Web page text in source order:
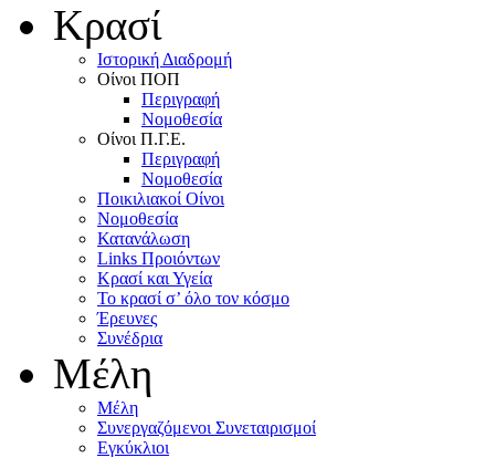
Κρασί
Iστορική Διαδρομή
Oίνοι ΠOΠ
Περιγραφή
Nομοθεσία
Oίνοι Π.Γ.E.
Περιγραφή
Νομοθεσία
Ποικιλιακοί Oίνοι
Nομοθεσία
Κατανάλωση
Links Προιόντων
Κρασί και Υγεία
To κρασί σ’ όλο τον κόσμο
Έρευνες
Συνέδρια
Μέλη
Mέλη
Συνεργαζόμενοι Συνεταιρισμοί
Εγκύκλιοι